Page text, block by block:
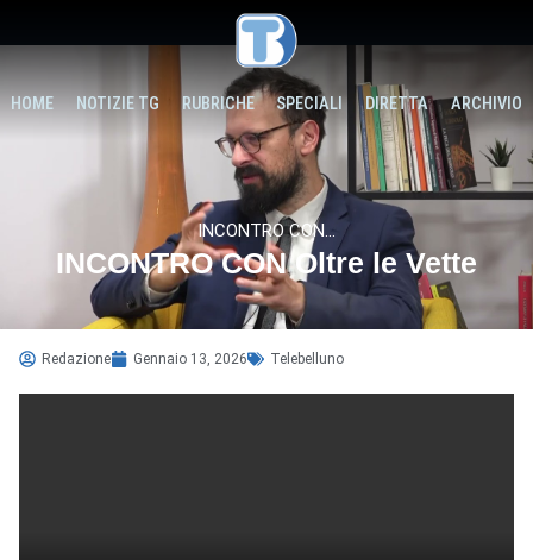
HOME NOTIZIE TG RUBRICHE SPECIALI DIRETTA ARCHIVIO
INCONTRO CON...
INCONTRO CON Oltre le Vette
Redazione Gennaio 13, 2026 Telebelluno